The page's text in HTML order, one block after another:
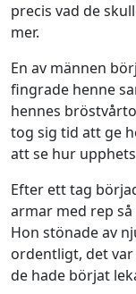
precis vad de
mer.
En av männen
fingrade henne
hennes
tog sig tid att ge
att se hur
Efter ett tag
armar med rep
Hon stönade av
ordentligt, det
de hade börjat